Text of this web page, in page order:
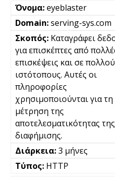
eyeblaster
serving-sys.com
Καταγράφει
για επισκέπτες από
επισκέψεις και σε
ιστότοπους. Αυτές οι
πληροφορίες
χρησιμοποιούνται για τη
μέτρηση της
αποτελεσματικότητας της
διαφήμισης.
3 μήνες
HTTP